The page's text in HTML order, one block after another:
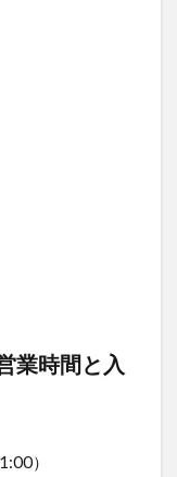
業時間と入
）